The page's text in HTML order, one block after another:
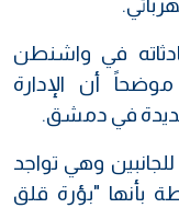
في واشنطن
أن الإدارة
وهي تواجد
بأنها "بؤرة قلق